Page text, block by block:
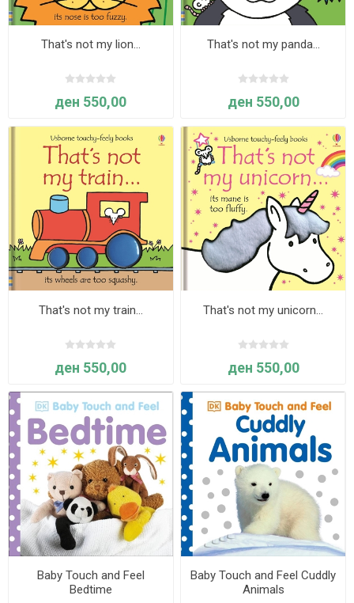
That's not my lion...
ден 550,00
That's not my panda…
ден 550,00
That's not my train…
ден 550,00
That's not my unicorn…
ден 550,00
Baby Touch and Feel
Bedtime
Baby Touch and Feel Cuddly
Animals